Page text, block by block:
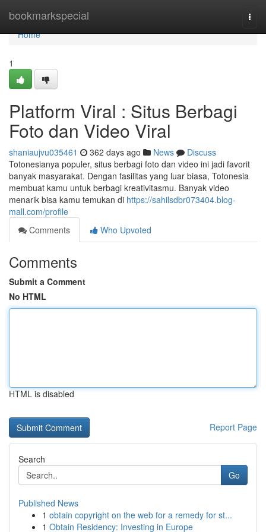
bookmarkspecial
Home
Home
1
Platform Viral : Situs Berbagi
Foto dan Video Viral
shaniaujvu035461 362 days ago News
Discuss
Totonesianya populer, situs berbagi foto dan video ini jadi favorit
banyak masyarakat. Dengan fasilitas yang luar biasa, Totonesia
membuat kamu untuk berbagi kreativitasmu. Banyak video
menarik bisa kamu temukan di https://sahilsdbr073404.blog-
mall.com/profile
Comments
Who Upvoted
Comments
Submit a Comment
No HTML
HTML is disabled
Report Page
Search
Go
Published News
1 obtain copyright on the web for a remedy for st...
1 Obtain Residency: Investing in Europe